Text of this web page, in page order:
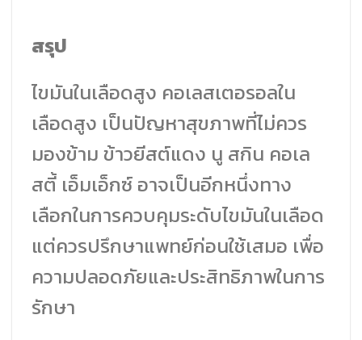
สรุป
ไขมันในเลือดสูง คอเลสเตอรอลใน
เลือดสูง เป็นปัญหาสุขภาพที่ไม่ควร
มองข้าม ข้าวยีสต์แดง นู สกิน คอเล
สตี้ เอ็มเอ็กซ์ อาจเป็นอีกหนึ่งทาง
เลือกในการควบคุมระดับไขมันในเลือด
แต่ควรปรึกษาแพทย์ก่อนใช้เสมอ เพื่อ
ความปลอดภัยและประสิทธิภาพในการ
รักษา